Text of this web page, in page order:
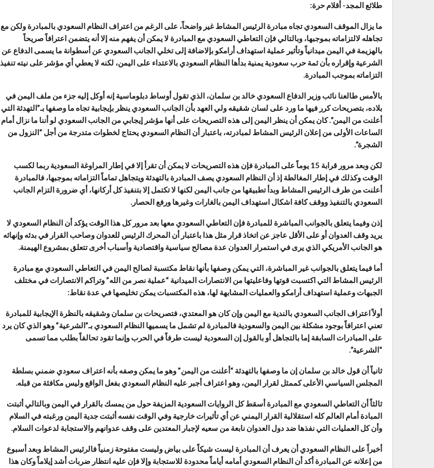
طلائع المجد- أقلام حرة:
ما يزال الموقف السعودي تجاه مبادرة الرئيس المشاط غير واضحاً، على الرغم من اعتراف النظام السعودي بالمبادرة ولكن مع
تجاهله لالتزاماته بموجبها، وبالتالي فإن التعاطي السعودي مع المبادرة لا يمكن أن يفهم منه إلا أنه يتضمن اعترافاً صريحاً
بالهزيمة في اليمن ميدانياً وتأثير عملية استهداف أرامكو بإلاضافة إلى تخلي الجانب السعودي عن أسطوانة ما يسمى الدفاع عن
الشرعية وإقراره بأن ثمة حرب سعودية يمنية بدأها النظام السعودي بالاعتداء على اليمن، لكنه لا يعطي أي مؤشر على نيته تنفيذ
التزاماته بموجب المبادرة.
بالأمس طالعنا نائب وزير الدفاع السعودي خالد بن سلمان، الذي تقول أوساط دبلوماسية إنه أوكل إليه جزء من ملف اليمن في
بلاده، بتصريحات كرر فيها ما ورد على لسان شقيقه ولي العهد بأن الجانب السعودي ينظر بإيجابية تجاه ما وصفها بـ”التهدئة التي
أعلنت من اليمن”. كان يمكن أن ينظر اليمن إلى هذه التصريحات على أنها مؤشر إيجابي من الجانب السعودي لو أننا ما نزال أمام
الساعات الأولى من إعلان الرئيس المشاط لمبادرته، باعتبار أن النظام السعودي يحتاج لخطوات متدرجة من أجل “النزول من
الشجرة”.
لكن وبعد مرور قرابة 15 يوماً على المبادرة فإن هذه التصريحات لا يمكن أن تقرأ إلا في إطار المراوغة السعودية ربما لكسب
الوقت وكذلك في إطار المغالطة إذ أن النظام السعودي يصف المبادرة بالتهدئة ويتجاهل تماماً التزاماته بموجبها، فالمبادرة
أعلنت من طرف الرئيس المشاط وبدأ تطبيقها من جانب اليمن لكنها لا تكتمل إلا بتنفيذ كل أركانها، أي ضرورة التزام الجانب
السعودي بالتنفيذ ووقف كافة اشكال استهداف اليمن بالغارات وغيرها ورفع الحصار.
إذن وفيما يتعلق بالجوانب المباشرة للمبادرة فإن التعاطي السعودي معها بعد مرور كل هذا الوقت يؤكد أن النظام السعودي لا
يريد وقف العدوان أو على الأقل عاجز عن اتخاذ قرار مثل هذا باعتبار أن المحرك الرئيس للعدوان وصاحب القرار في بدئه وإنهائه
هو الجانب الأمريكي الذي يرى في استمرار العدوان عدة مصالح سياسية واقتصادية وأسباب أخرى تتعلق بمشروع الهيمنة.
أما فيما يتعلق بالجوانب غير المباشرة، التي يمكن وصفها بأنها نقاط مكتسبة لصالح اليمن في التعاطي السعودي مع مبادرة
الرئيس المشاط التي اكتسبت قوتها وفاعليتها من الانتصارات الميدانية “عملية نصر من الله” وتراكم الانتصارات في مختلف
الجبهات وعملية استهداف أرامكو والعمليات المشابهة لها، هذه المكتسبات يمكن تخليصها في عدة نقاط:
أولاً اعتراف الجانب السعودي بالندية مع اليمن وإن كان هو المعتدي، فتصريحات بن سلمان وشقيقه بالنظرة الإيجابية للمبادرة
تعني اعترافاً بوجود مشكلة بين اليمن والسعودية فالمبادرة لم تشمل ما يسميها النظام السعودي بـ”الشرعية” وهو الذي كان يرد
على المبادرات السابقة إما بالتجاهل أو بالقول إن السعودية ليست طرفاً في الحرب وإنما تقود تحالفاً بطلب مما تسمى
“الشرعية”.
ثانياً أن قول خالد بن سلمان إن ما وصفها بالتهدئة “أعلنت من اليمن” وهو ما يمكن وصفه بأنه اعتراف سعودي ضمني بسلطة
المجلس السياسي الأعلى كممثل لقرار اليمن، وهو اعتراف أجبر عليه النظام السعودي بفعل الواقع وليس مكافئة من قبله.
ثالثاً أن التعاطي السعودي مع المبادرة أسقط كل الروايات السعودية المزيفة حول من يمسك بالقرار في اليمن وبالتالي أثبتت
المبادة أمام العالم كله استقلالية القرار اليمني عن أي تأثيرات خارجية وفي الوقت نفسه أثبتت جدية اليمن ورغبته في السلام
وأن كل العمليات التي نفذها ضد دول العدوان نابعة من سعيه لإجبار المعتدين على وقف عدوانهم والاستجابة لدعوات السلام.
أخيراً على النظام السعودي أن يعرف أن المبادرة ليست شيكاً على بياض وليست مفتوحة زمنياً فالرئيس المشاط وبعد أسبوع
من إعلانه عن المبادرة أكد أن النظام السعودي أمامه أياماً محدودة للاستجابة وإلا فإن عليه انتظار ضربات أشد إيلاماً وكان هذا